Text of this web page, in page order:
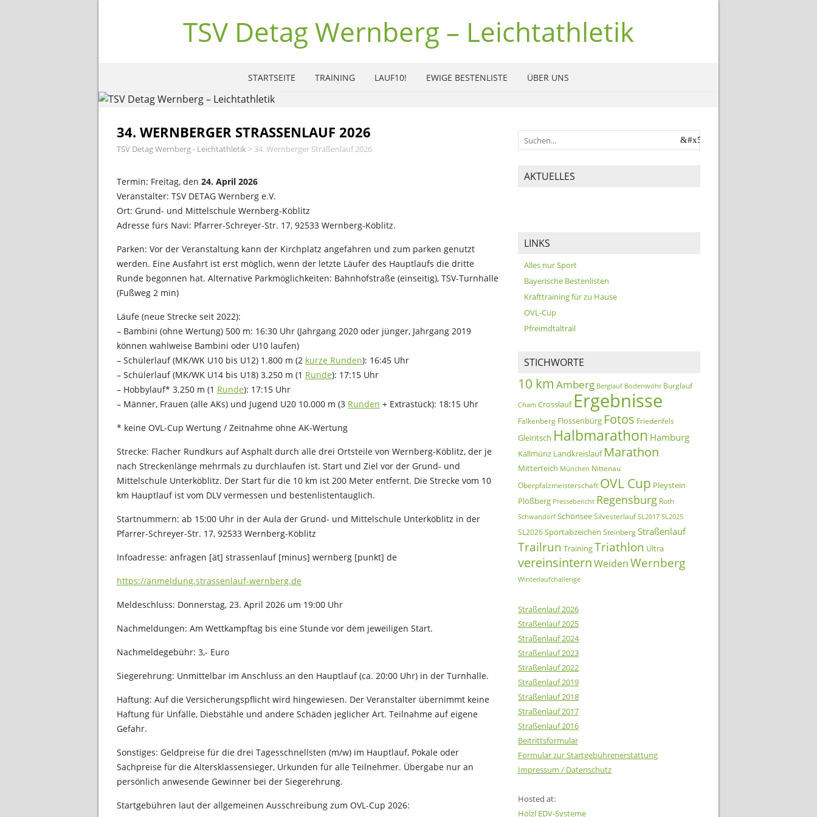
TSV Detag Wernberg – Leichtathletik
STARTSEITE TRAINING LAUF10! EWIGE BESTENLISTE ÜBER UNS
34. WERNBERGER STRASSENLAUF 2026
TSV Detag Wernberg - Leichtathletik > 34. Wernberger Straßenlauf 2026
Termin: Freitag, den 24. April 2026
Veranstalter: TSV DETAG Wernberg e.V.
Ort: Grund- und Mittelschule Wernberg-Köblitz
Adresse fürs Navi: Pfarrer-Schreyer-Str. 17, 92533 Wernberg-Köblitz.
Parken: Vor der Veranstaltung kann der Kirchplatz angefahren und zum parken genutzt
werden. Eine Ausfahrt ist erst möglich, wenn der letzte Läufer des Hauptlaufs die dritte
Runde begonnen hat. Alternative Parkmöglichkeiten: Bahnhofstraße (einseitig), TSV-Turnhalle
(Fußweg 2 min)
Läufe (neue Strecke seit 2022):
– Bambini (ohne Wertung) 500 m: 16:30 Uhr (Jahrgang 2020 oder jünger, Jahrgang 2019
können wahlweise Bambini oder U10 laufen)
– Schülerlauf (MK/WK U10 bis U12) 1.800 m (2 kurze Runden): 16:45 Uhr
– Schülerlauf (MK/WK U14 bis U18) 3.250 m (1 Runde): 17:15 Uhr
– Hobbylauf* 3.250 m (1 Runde): 17:15 Uhr
– Männer, Frauen (alle AKs) und Jugend U20 10.000 m (3 Runden + Extrastück): 18:15 Uhr
* keine OVL-Cup Wertung / Zeitnahme ohne AK-Wertung
Strecke: Flacher Rundkurs auf Asphalt durch alle drei Ortsteile von Wernberg-Köblitz, der je
nach Streckenlänge mehrmals zu durchlaufen ist. Start und Ziel vor der Grund- und
Mittelschule Unterköblitz. Der Start für die 10 km ist 200 Meter entfernt. Die Strecke vom 10
km Hauptlauf ist vom DLV vermessen und bestenlistentauglich.
Startnummern: ab 15:00 Uhr in der Aula der Grund- und Mittelschule Unterköblitz in der
Pfarrer-Schreyer-Str. 17, 92533 Wernberg-Köblitz
Infoadresse: anfragen [ät] strassenlauf [minus] wernberg [punkt] de
https://anmeldung.strassenlauf-wernberg.de
Meldeschluss: Donnerstag, 23. April 2026 um 19:00 Uhr
Nachmeldungen: Am Wettkampftag bis eine Stunde vor dem jeweiligen Start.
Nachmeldegebühr: 3,- Euro
Siegerehrung: Unmittelbar im Anschluss an den Hauptlauf (ca. 20:00 Uhr) in der Turnhalle.
Haftung: Auf die Versicherungspflicht wird hingewiesen. Der Veranstalter übernimmt keine
Haftung für Unfälle, Diebstähle und andere Schäden jeglicher Art. Teilnahme auf eigene
Gefahr.
Sonstiges: Geldpreise für die drei Tagesschnellsten (m/w) im Hauptlauf, Pokale oder
Sachpreise für die Altersklassensieger, Urkunden für alle Teilnehmer. Übergabe nur an
persönlich anwesende Gewinner bei der Siegerehrung.
Startgebühren laut der allgemeinen Ausschreibung zum OVL-Cup 2026:
AKTUELLES
LINKS
Alles nur Sport
Bayerische Bestenlisten
Krafttraining für zu Hause
OVL-Cup
Pfreimdtaltrail
STICHWORTE
10 km Amberg Berglauf Bodenwöhr Burglauf
Cham Crosslauf Ergebnisse
Falkenberg Flossenbürg Fotos Friedenfels
Gleiritsch Halbmarathon Hamburg
Kallmünz Landkreislauf Marathon
Mitterteich München Nittenau
Oberpfalzmeisterschaft OVL Cup Pleystein
Plößberg Pressebericht Regensburg Roth
Schwandorf SchönseeSilvesterlauf SL2017 SL2025
SL2026Sportabzeichen SteinbergStraßenlauf
Trailrun TrainingTriathlon Ultra
vereinsinternWeidenWernberg
Winterlaufchallenge
Straßenlauf 2026
Straßenlauf 2025
Straßenlauf 2024
Straßenlauf 2023
Straßenlauf 2022
Straßenlauf 2019
Straßenlauf 2018
Straßenlauf 2017
Straßenlauf 2016
Beitrittsformular
Formular zur Startgebührenerstattung
Impressum / Datenschutz
Hosted at:
Hölzl EDV-Systeme